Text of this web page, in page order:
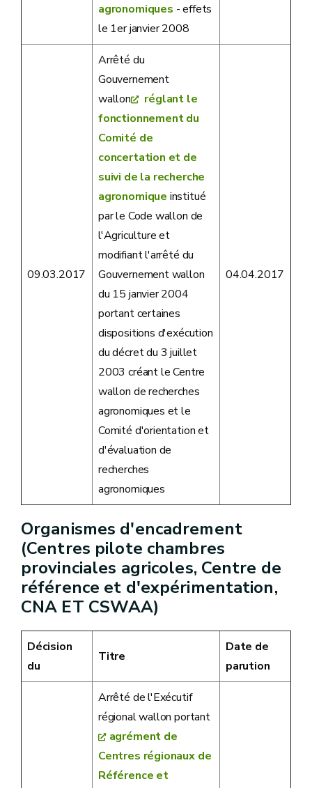
agronomiques - effets
le 1er janvier 2008
09.03.2017
Arrêté du
Gouvernement
wallon
réglant le
fonctionnement du
Comité de
concertation et de
suivi de la recherche
agronomique institué
par le Code wallon de
l'Agriculture et
modifiant l'arrêté du
Gouvernement wallon
du 15 janvier 2004
portant certaines
dispositions d'exécution
du décret du 3 juillet
2003 créant le Centre
wallon de recherches
agronomiques et le
Comité d'orientation et
d'évaluation de
recherches
agronomiques
04.04.2017
Organismes d'encadrement
(Centres pilote chambres
provinciales agricoles, Centre de
référence et d'expérimentation,
CNA ET CSWAA)
Décision
du
Titre
Date de
parution
Arrêté de l'Exécutif
régional wallon portant
agrément de
Centres régionaux de
Référence et